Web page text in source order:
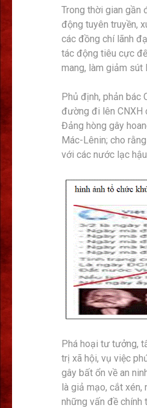
Trong thời gian gần
động tuyên truyền,
các đồng chí lãnh
tác động tiêu cực
mang, làm giảm
Phủ định, phản bác
đường đi lên CNXH
Đảng hòng gây
Mác-Lênin; cho
với các nước lạc
Phá hoại tư tưởng,
trị xã hội, vụ việc
gây bất ổn về an
là giả mạo, cắt xén,
những vấn đề